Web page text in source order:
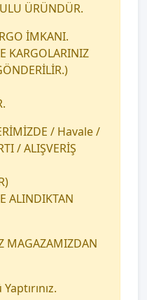
ÜRÜNDÜR.
İMKANI.
KARGOLARINIZ
/ Havale /
/ ALIŞVERİŞ
ALINDIKTAN
MAGAZAMIZDAN